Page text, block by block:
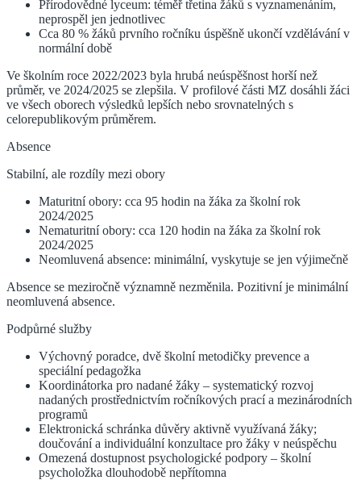
Přírodovědné lyceum: téměř třetina žáků s vyznamenáním,
neprospěl jen jednotlivec
Cca 80 % žáků prvního ročníku úspěšně ukončí vzdělávání v
normální době
Ve školním roce 2022/2023 byla hrubá neúspěšnost horší než
průměr, ve 2024/2025 se zlepšila. V profilové části MZ dosáhli žáci
ve všech oborech výsledků lepších nebo srovnatelných s
celorepublikovým průměrem.
Absence
Stabilní, ale rozdíly mezi obory
Maturitní obory: cca 95 hodin na žáka za školní rok
2024/2025
Nematuritní obory: cca 120 hodin na žáka za školní rok
2024/2025
Neomluvená absence: minimální, vyskytuje se jen výjimečně
Absence se meziročně významně nezměnila. Pozitivní je minimální
neomluvená absence.
Podpůrné služby
Výchovný poradce, dvě školní metodičky prevence a
speciální pedagožka
Koordinátorka pro nadané žáky – systematický rozvoj
nadaných prostřednictvím ročníkových prací a mezinárodních
programů
Elektronická schránka důvěry aktivně využívaná žáky;
doučování a individuální konzultace pro žáky v neúspěchu
Omezená dostupnost psychologické podpory – školní
psycholožka dlouhodobě nepřítomna